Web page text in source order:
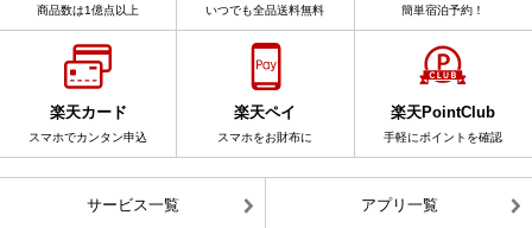
商品数は1億点以上 いつでも全品送料無料 簡単宿泊予約！
楽天カード
スマホでカンタン申込
楽天ペイ
スマホをお財布に
楽天PointClub
手軽にポイントを確認
サービス一覧 アプリ一覧